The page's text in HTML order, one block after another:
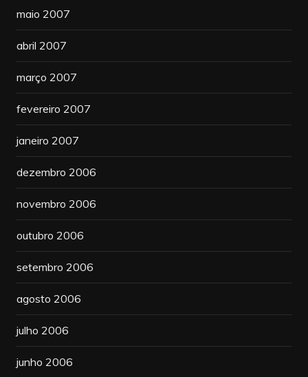
maio 2007
abril 2007
março 2007
fevereiro 2007
janeiro 2007
dezembro 2006
novembro 2006
outubro 2006
setembro 2006
agosto 2006
julho 2006
junho 2006